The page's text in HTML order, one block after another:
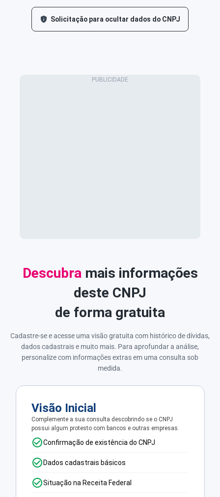
Solicitação para ocultar dados do CNPJ
Descubra mais informações
deste CNPJ
de forma gratuita
Cadastre-se e acesse uma visão gratuita com histórico de dívidas,
dados cadastrais e muito mais. Para aprofundar a análise,
personalize com informações extras em uma consulta sob
medida.
Visão Inicial
Complemente a sua consulta descobrindo se o CNPJ
possui algum protesto com bancos e outras empresas.
Confirmação de existência do CNPJ
Dados cadastrais básicos
Situação na Receita Federal